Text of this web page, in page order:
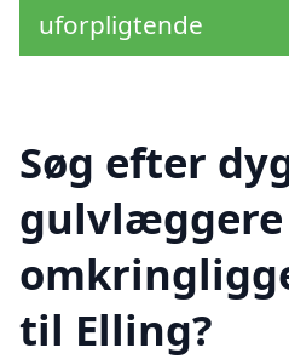
uforpligtende
Søg efter
gulvlæggere
til Elling?